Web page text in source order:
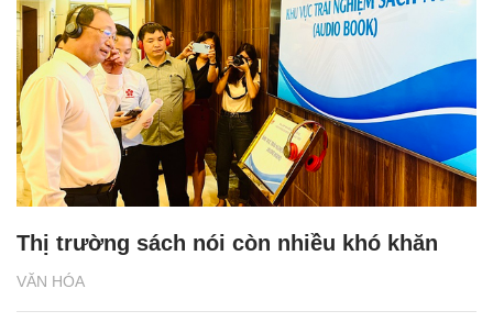
VĂN HÓA
Thị trường sách nói còn nhiều khó khăn